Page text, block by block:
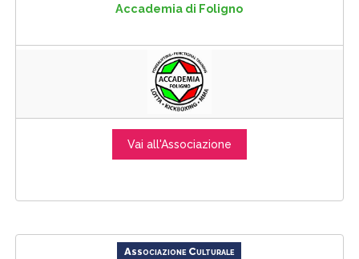
Accademia di Foligno
Vai all'Associazione
Associazione Culturale